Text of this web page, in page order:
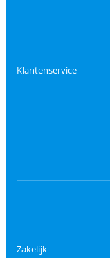
Klantenservice
Zakelijk